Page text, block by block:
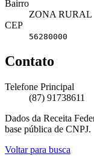
Bairro
ZONA RURAL
CEP
56280000
Contato
Telefone Principal
(87) 91738611
Dados da Receita
base pública de CNPJ.
Voltar para busca